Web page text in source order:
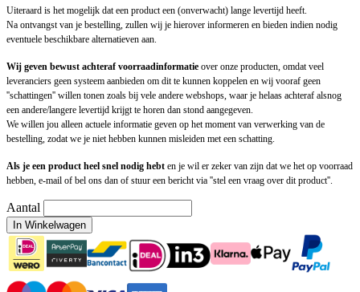
Uiteraard is het mogelijk dat een product een (onverwacht) lange levertijd heeft.
Na ontvangst van je bestelling, zullen wij je hierover informeren en bieden indien nodig
eventuele beschikbare alternatieven aan.
Wij geven bewust achteraf voorraadinformatie over onze producten, omdat veel
leveranciers geen systeem aanbieden om dit te kunnen koppelen en wij vooraf geen
''schattingen'' willen tonen zoals bij vele andere webshops, waar je helaas achteraf alsnog
een andere/langere levertijd krijgt te horen dan stond aangegeven.
We willen jou alleen actuele informatie geven op het moment van verwerking van de
bestelling, zodat we je niet hebben kunnen misleiden met een schatting.
Als je een product heel snel nodig hebt en je wil er zeker van zijn dat we het op voorraad
hebben, e-mail of bel ons dan of stuur een bericht via ''stel een vraag over dit product''.
Aantal
In Winkelwagen